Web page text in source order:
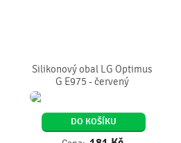
Silikonový obal LG Optimus
G E975 - červený
DO KOŠÍKU